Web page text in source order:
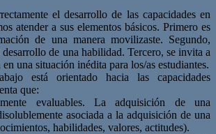
el desarrollo de las capacidades en
atender a sus elementos básicos. Primero es
de una manera movilizaste. Segundo,
desarrollo de una habilidad. Tercero, se invita a
una situación inédita para los/as estudiantes.
está orientado hacia las capacidades
que:
evaluables. La adquisición de una
asociada a la adquisición de una
habilidades, valores, actitudes).